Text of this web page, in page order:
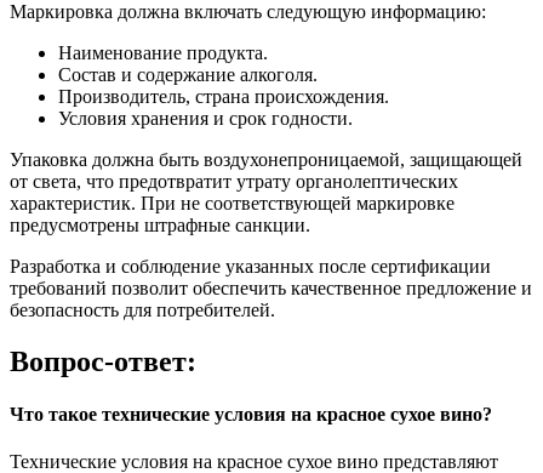
Маркировка должна включать следующую информацию:
Наименование продукта.
Состав и содержание алкоголя.
Производитель, страна происхождения.
Условия хранения и срок годности.
Упаковка должна быть воздухонепроницаемой, защищающей
от света, что предотвратит утрату органолептических
характеристик. При не соответствующей маркировке
предусмотрены штрафные санкции.
Разработка и соблюдение указанных после сертификации
требований позволит обеспечить качественное предложение и
безопасность для потребителей.
Вопрос-ответ:
Что такое технические условия на красное сухое вино?
Технические условия на красное сухое вино представляют